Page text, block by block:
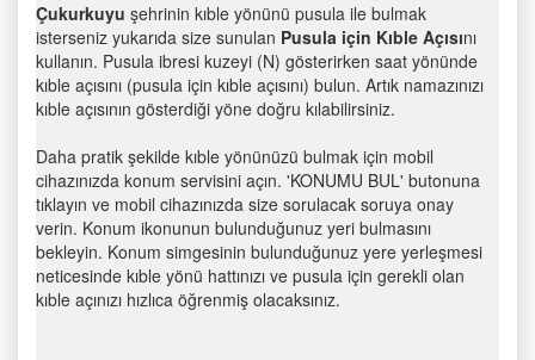
Çukurkuyu şehrinin kıble yönünü pusula ile bulmak
isterseniz yukarıda size sunulan Pusula için Kıble Açısını
kullanın. Pusula ibresi kuzeyi (N) gösterirken saat yönünde
kıble açısını (pusula için kıble açısını) bulun. Artık namazınızı
kıble açısının gösterdiği yöne doğru kılabilirsiniz.
Daha pratik şekilde kıble yönünüzü bulmak için mobil
cihazınızda konum servisini açın. 'KONUMU BUL' butonuna
tıklayın ve mobil cihazınızda size sorulacak soruya onay
verin. Konum ikonunun bulunduğunuz yeri bulmasını
bekleyin. Konum simgesinin bulunduğunuz yere yerleşmesi
neticesinde kıble yönü hattınızı ve pusula için gerekli olan
kıble açınızı hızlıca öğrenmiş olacaksınız.